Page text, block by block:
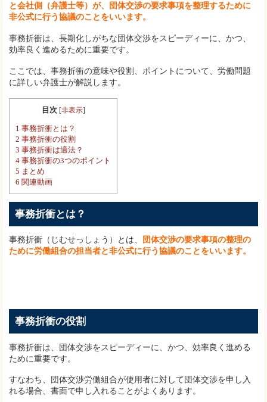
と会社側（弁護士等）が、団体交渉の要求事項を整理するために
非公式に行う協議のことをいいます。
事務折衝は、長期化しがちな団体交渉をスピーディーに、かつ、
効率良く進めるために重要です。
ここでは、事務折衝の意味や役割、ポイントについて、労働問題
に詳しい弁護士が解説します。
目次 [非表示]
1 事務折衝とは？
2 事務折衝の役割
3 事務折衝は適法？
4 事務折衝の3つのポイント
5 まとめ
6 関連動画
事務折衝とは？
事務折衝（じむせっしょう）とは、
団体交渉の要求事項の整理の
ために労働組合の担当者と非公式に行う協議のことをいいます。
事務折衝の役割
事務折衝は、団体交渉をスピーディーに、かつ、効率良く進める
ために重要です。
すなわち、団体交渉労働組合が使用者に対して団体交渉を申し入
れる場合、書面で申し入れることがよくあります。